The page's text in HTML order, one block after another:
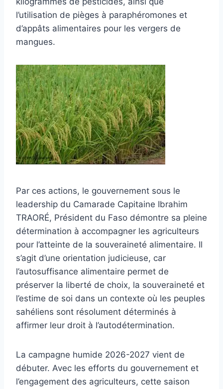
l’utilisation de pièges à paraphéromones et
d’appâts alimentaires pour les vergers de
mangues.
Par ces actions, le gouvernement sous le
leadership du Camarade Capitaine Ibrahim
TRAORÉ, Président du Faso démontre sa pleine
détermination à accompagner les agriculteurs
pour l’atteinte de la souveraineté alimentaire. Il
s’agit d’une orientation judicieuse, car
l’autosuffisance alimentaire permet de
préserver la liberté de choix, la souveraineté et
l’estime de soi dans un contexte où les peuples
sahéliens sont résolument déterminés à
affirmer leur droit à l’autodétermination.
La campagne humide 2026-2027 vient de
débuter. Avec les efforts du gouvernement et
l’engagement des agriculteurs, cette saison